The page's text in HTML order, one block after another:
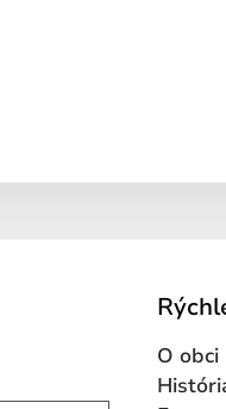
Text vašej správy...
O obci